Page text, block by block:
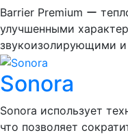
Barrier Premium ー
улучшенными
звукоизолирующими и
Sonora
Sonora использует
что позволяет